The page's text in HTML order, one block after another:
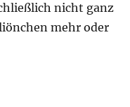
nicht ganz
mehr oder